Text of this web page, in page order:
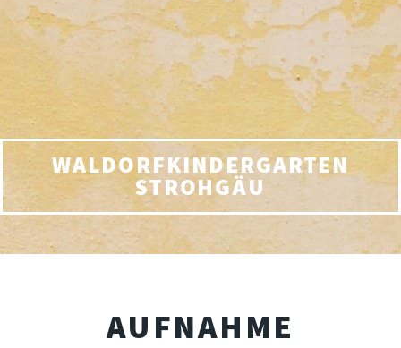
WALDORFKINDERGARTEN
STROHGÄU
AUFNAHME